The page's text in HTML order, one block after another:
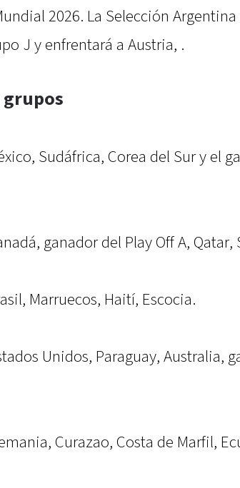
2026. La Selección Argentina
J y enfrentará a Austria, .
grupos
Sudáfrica, Corea del Sur y el
ganador del Play Off A, Qatar,
Marruecos, Haití, Escocia.
Unidos, Paraguay, Australia,
Curazao, Costa de Marfil,